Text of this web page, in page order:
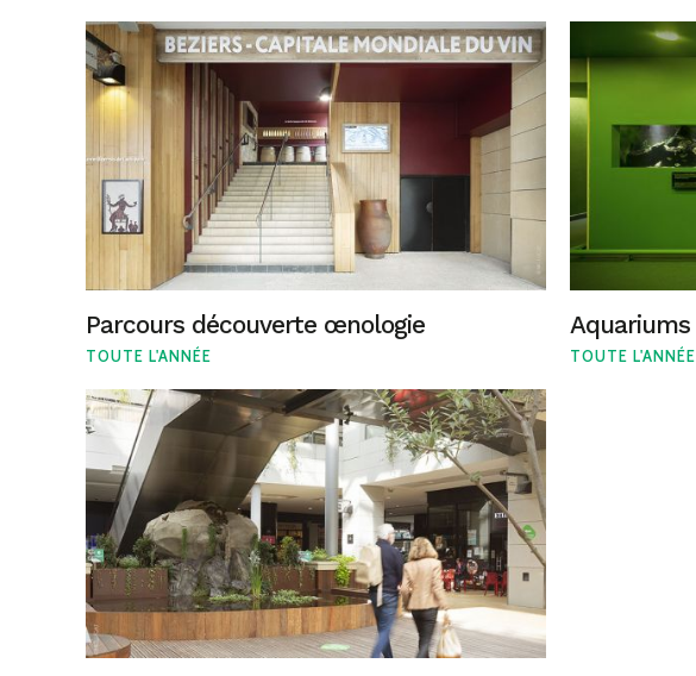
Parcours découverte œnologie
TOUTE L'ANNÉE
Aquariums
TOUTE L'ANNÉE